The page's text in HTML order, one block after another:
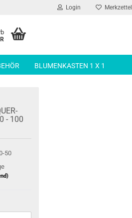
Login Merkzettel
BLUMENKASTEN 1 X 1
- 100
50